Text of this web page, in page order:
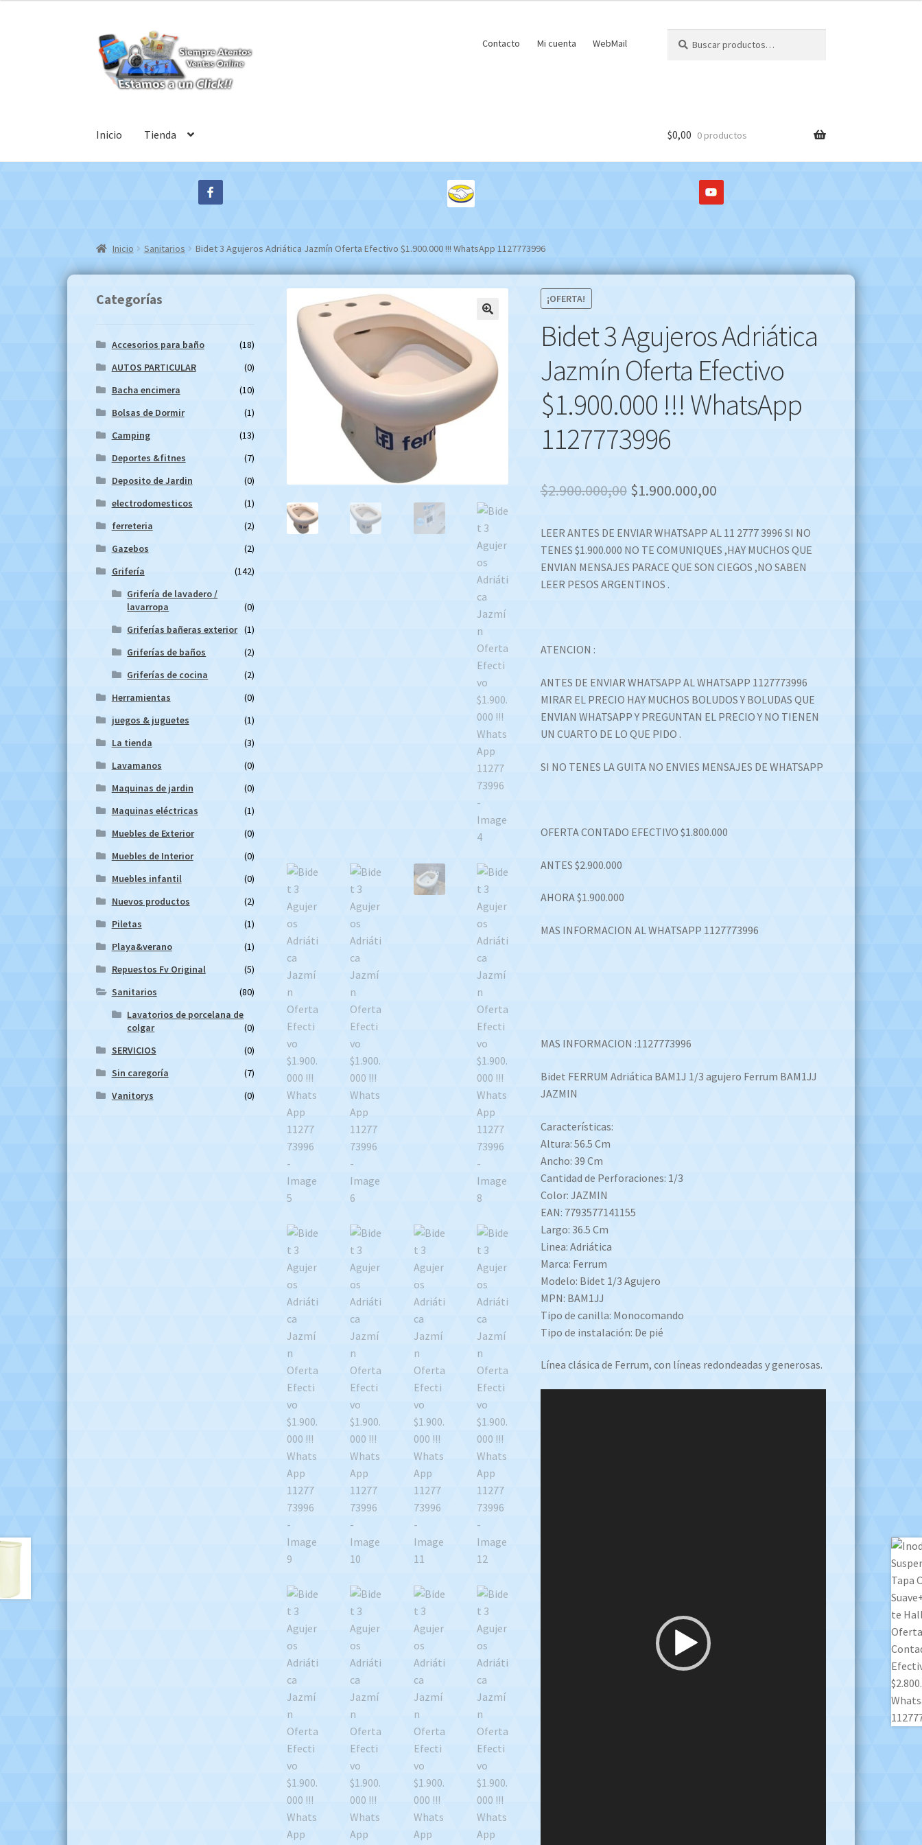
Ir
a
la
navegación
Ir
al
contenido
Contacto Mi cuenta WebMail
por:
Inicio Tienda $0,00 0 productos
Inicio Sanitarios Bidet 3 Agujeros Adriática Jazmín Oferta Efectivo $1.900.000 !!! WhatsApp 1127773996
¡OFERTA!
Bidet 3 Agujeros Adriática
Jazmín Oferta Efectivo
$1.900.000 !!! WhatsApp
1127773996
$2.900.000,00 Original
was:
$2.900.000,00.
$1.900.000,00Current
is:
$1.900.000,00.
LEER ANTES DE ENVIAR WHATSAPP AL 11 2777 3996 SI NO
TENES $1.900.000 NO TE COMUNIQUES ,HAY MUCHOS QUE
ENVIAN MENSAJES PARACE QUE SON CIEGOS ,NO SABEN
LEER PESOS ARGENTINOS .
ATENCION :
ANTES DE ENVIAR WHATSAPP AL WHATSAPP 1127773996
MIRAR EL PRECIO HAY MUCHOS BOLUDOS Y BOLUDAS QUE
ENVIAN WHATSAPP Y PREGUNTAN EL PRECIO Y NO TIENEN
UN CUARTO DE LO QUE PIDO .
SI NO TENES LA GUITA NO ENVIES MENSAJES DE WHATSAPP
OFERTA CONTADO EFECTIVO $1.800.000
ANTES $2.900.000
AHORA $1.900.000
MAS INFORMACION AL WHATSAPP 1127773996
MAS INFORMACION :1127773996
Bidet FERRUM Adriática BAM1J 1/3 agujero Ferrum BAM1JJ
JAZMIN
Características:
Altura: 56.5 Cm
Ancho: 39 Cm
Cantidad de Perforaciones: 1/3
Color: JAZMIN
EAN: 7793577141155
Largo: 36.5 Cm
Linea: Adriática
Marca: Ferrum
Modelo: Bidet 1/3 Agujero
MPN: BAM1JJ
Tipo de canilla: Monocomando
Tipo de instalación: De pié
Línea clásica de Ferrum, con líneas redondeadas y generosas.
Categorías
Accesorios para baño
(18)
AUTOS PARTICULAR
(0)
Bacha encimera
(10)
Bolsas de Dormir
(1)
Camping
(13)
Deportes &fitnes
(7)
Deposito de Jardin
(0)
electrodomesticos
(1)
ferreteria
(2)
Gazebos
(2)
Grifería
(142)
Grifería de lavadero /
lavarropa
(0)
Griferías bañeras exterior (1)
Griferías de baños
(2)
Griferías de cocina
(2)
Herramientas
(0)
juegos & juguetes
(1)
La tienda
(3)
Lavamanos
(0)
Maquinas de jardin
(0)
Maquinas eléctricas
(1)
Muebles de Exterior
(0)
Muebles de Interior
(0)
Muebles infantil
(0)
Nuevos productos
(2)
Piletas
(1)
Playa&verano
(1)
Repuestos Fv Original
(5)
Sanitarios
(80)
Lavatorios de porcelana de
colgar
(0)
SERVICIOS
(0)
Sin caregoría
(7)
Vanitorys
(0)